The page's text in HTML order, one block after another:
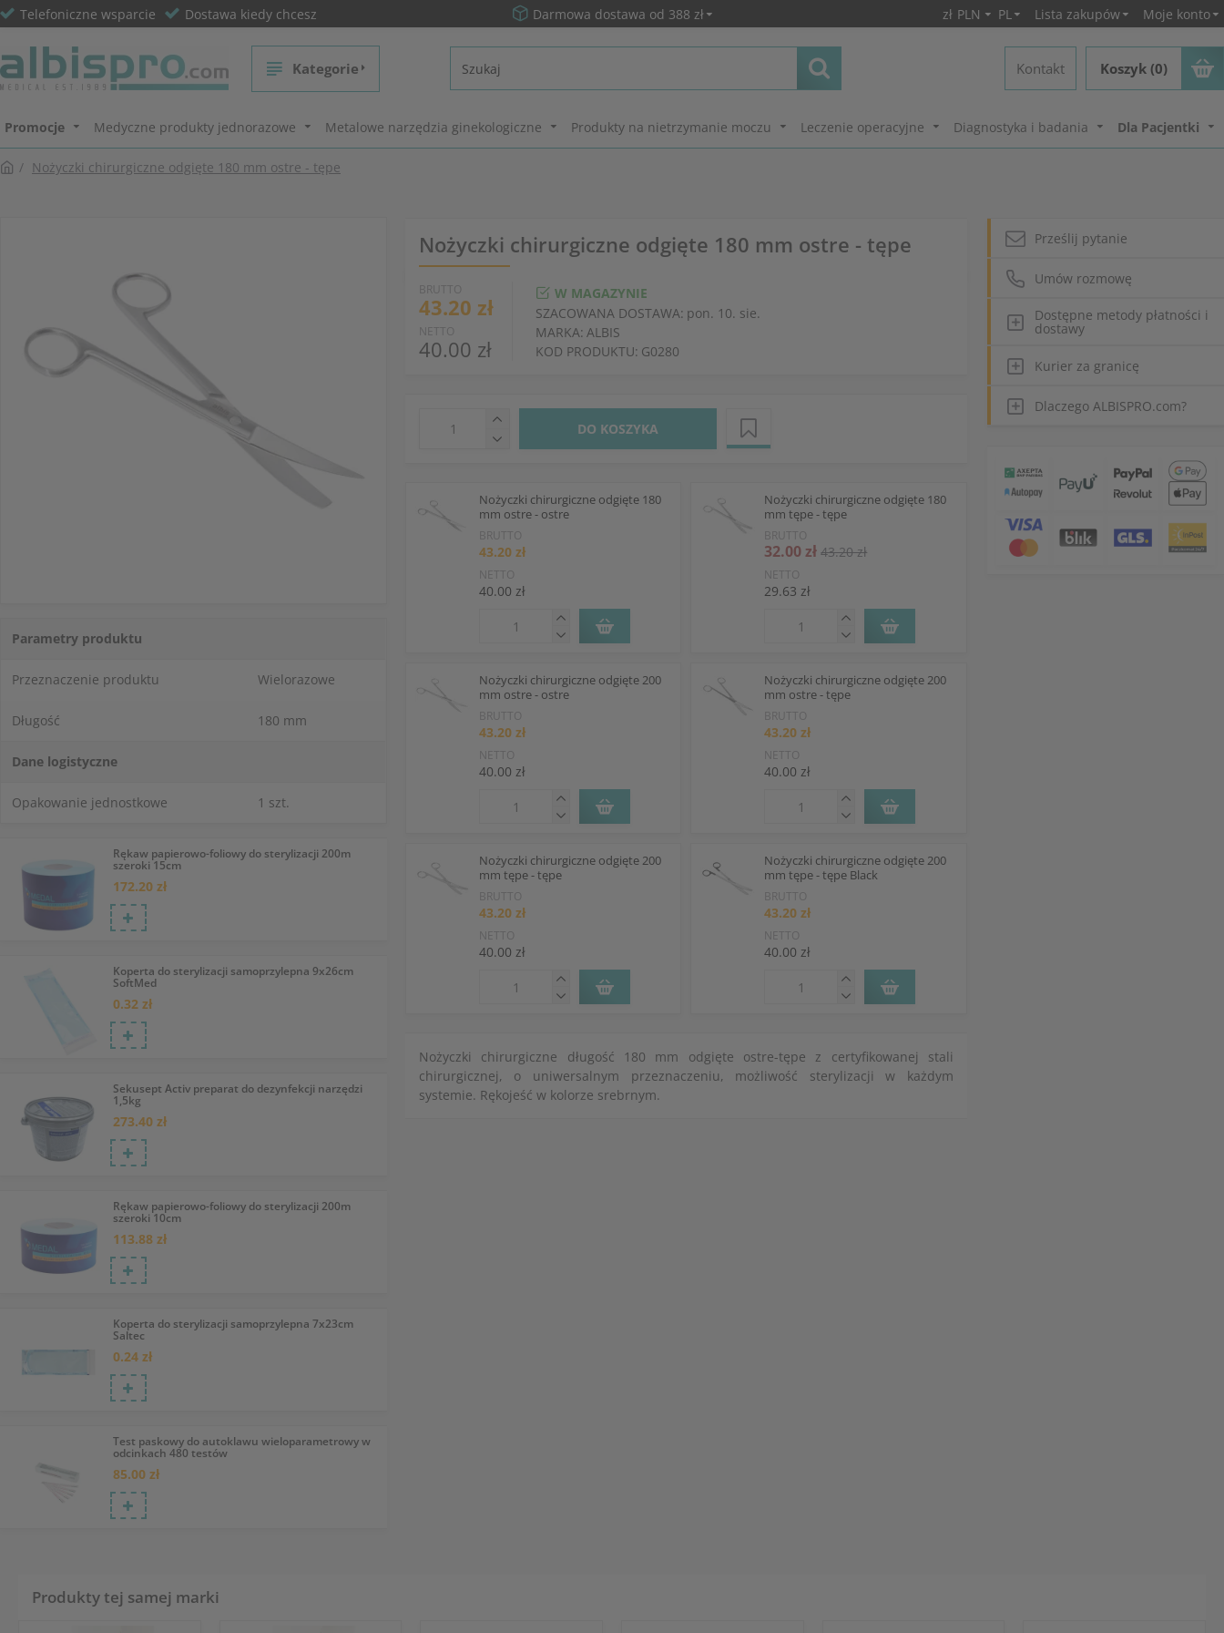
Telefoniczne wsparcie Dostawa kiedy chcesz Darmowa dostawa od 388 zł zł PLN PL Lista zakupów Moje konto
Kategorie Kontakt Koszyk (0)
Promocje Medyczne produkty jednorazowe Metalowe narzędzia ginekologiczne Produkty na nietrzymanie moczu Leczenie operacyjne Diagnostyka i badania Dla Pacjentki
Nożyczki chirurgiczne odgięte 180 mm ostre - tępe
Rękaw papierowo-foliowy do sterylizacji 200m
szeroki 15cm
172.20 zł
Koperta do sterylizacji samoprzylepna 9x26cm
SoftMed
0.32 zł
Sekusept Activ preparat do dezynfekcji narzędzi
1,5kg
273.40 zł
Rękaw papierowo-foliowy do sterylizacji 200m
szeroki 10cm
113.88 zł
Koperta do sterylizacji samoprzylepna 7x23cm
Saltec
0.24 zł
Test paskowy do autoklawu wieloparametrowy w
odcinkach 480 testów
85.00 zł
Parametry produktu
Przeznaczenie produktu Wielorazowe
Długość 180 mm
Dane logistyczne
Opakowanie jednostkowe 1 szt.
Nożyczki chirurgiczne odgięte 180 mm ostre - tępe
BRUTTO
43.20 zł
NETTO
40.00 zł
W MAGAZYNIE
SZACOWANA DOSTAWA: pon. 10. sie.
MARKA: ALBIS
KOD PRODUKTU: G0280
DO KOSZYKA
Nożyczki chirurgiczne odgięte 180
mm ostre - ostre
BRUTTO
43.20 zł
NETTO
40.00 zł
Nożyczki chirurgiczne odgięte 180
mm tępe - tępe
BRUTTO
32.00 zł 43.20 zł
NETTO
29.63 zł
Nożyczki chirurgiczne odgięte 200
mm ostre - ostre
BRUTTO
43.20 zł
NETTO
40.00 zł
Nożyczki chirurgiczne odgięte 200
mm ostre - tępe
BRUTTO
43.20 zł
NETTO
40.00 zł
Nożyczki chirurgiczne odgięte 200
mm tępe - tępe
BRUTTO
43.20 zł
NETTO
40.00 zł
Nożyczki chirurgiczne odgięte 200
mm tępe - tępe Black
BRUTTO
43.20 zł
NETTO
40.00 zł
Nożyczki chirurgiczne długość 180 mm odgięte ostre-tępe z certyfikowanej stali
chirurgicznej, o uniwersalnym przeznaczeniu, możliwość sterylizacji w każdym
systemie. Rękojeść w kolorze srebrnym.
Prześlij pytanie
Umów rozmowę
Dostępne metody płatności i
dostawy
Kurier za granicę
Dlaczego ALBISPRO.com?
Produkty tej samej marki